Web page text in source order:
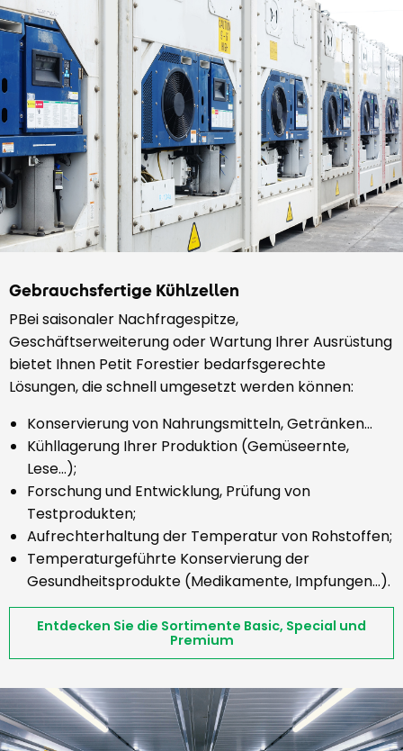
Gebrauchsfertige Kühlzellen
PBei saisonaler Nachfragespitze,
Geschäftserweiterung oder Wartung Ihrer Ausrüstung
bietet Ihnen Petit Forestier bedarfsgerechte
Lösungen, die schnell umgesetzt werden können:
Konservierung von Nahrungsmitteln, Getränken…
Kühllagerung Ihrer Produktion (Gemüseernte,
Lese…);
Forschung und Entwicklung, Prüfung von
Testprodukten;
Aufrechterhaltung der Temperatur von Rohstoffen;
Temperaturgeführte Konservierung der
Gesundheitsprodukte (Medikamente, Impfungen…).
Entdecken Sie die Sortimente Basic, Special und
Premium